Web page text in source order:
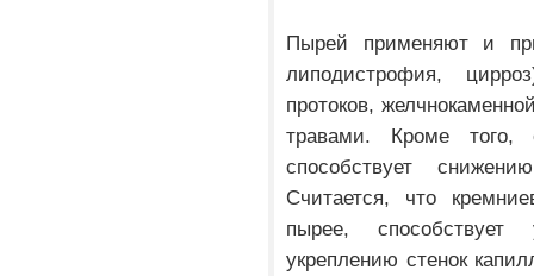
Пырей применяют и
липодистрофия,
протоков,
травами. Кроме того,
способствует
Считается, что
пырее, способствует
укреплению стенок